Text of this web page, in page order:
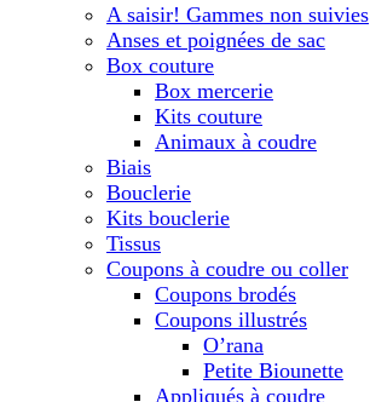
A saisir! Gammes non suivies
Anses et poignées de sac
Box couture
Box mercerie
Kits couture
Animaux à coudre
Biais
Bouclerie
Kits bouclerie
Tissus
Coupons à coudre ou coller
Coupons brodés
Coupons illustrés
O’rana
Petite Biounette
Appliqués à coudre